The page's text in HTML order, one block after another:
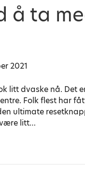
å ta
2021
litt dvaske nå. Det
Folk flest har
ultimate
litt…